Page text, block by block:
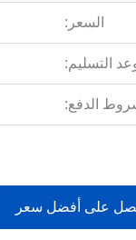
السعر:
التسليم:
الدفع:
على أفضل سعر